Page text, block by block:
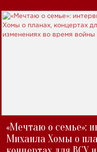
«Мечтаю о семье»:
Михаила Хомы о